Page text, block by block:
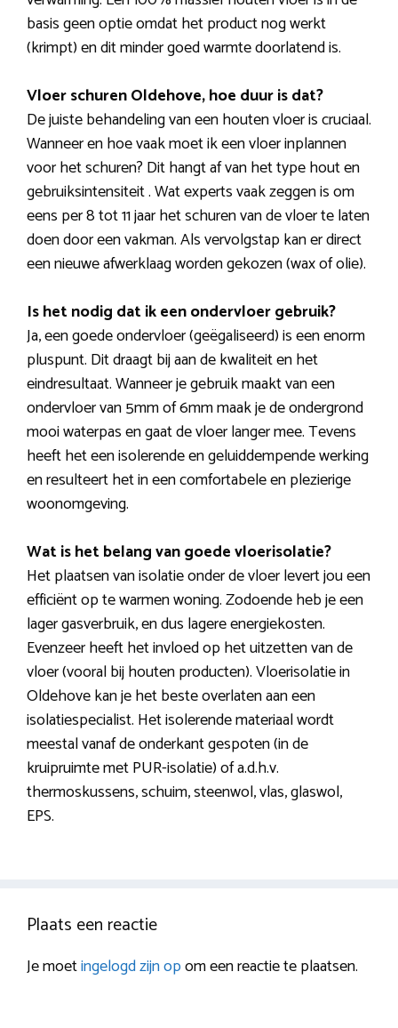
basis geen optie omdat het product nog werkt
(krimpt) en dit minder goed warmte doorlatend is.
Vloer schuren Oldehove, hoe duur is dat?
De juiste behandeling van een houten vloer is cruciaal.
Wanneer en hoe vaak moet ik een vloer inplannen
voor het schuren? Dit hangt af van het type hout en
gebruiksintensiteit . Wat experts vaak zeggen is om
eens per 8 tot 11 jaar het schuren van de vloer te laten
doen door een vakman. Als vervolgstap kan er direct
een nieuwe afwerklaag worden gekozen (wax of olie).
Is het nodig dat ik een ondervloer gebruik?
Ja, een goede ondervloer (geëgaliseerd) is een enorm
pluspunt. Dit draagt bij aan de kwaliteit en het
eindresultaat. Wanneer je gebruik maakt van een
ondervloer van 5mm of 6mm maak je de ondergrond
mooi waterpas en gaat de vloer langer mee. Tevens
heeft het een isolerende en geluiddempende werking
en resulteert het in een comfortabele en plezierige
woonomgeving.
Wat is het belang van goede vloerisolatie?
Het plaatsen van isolatie onder de vloer levert jou een
efficiënt op te warmen woning. Zodoende heb je een
lager gasverbruik, en dus lagere energiekosten.
Evenzeer heeft het invloed op het uitzetten van de
vloer (vooral bij houten producten). Vloerisolatie in
Oldehove kan je het beste overlaten aan een
isolatiespecialist. Het isolerende materiaal wordt
meestal vanaf de onderkant gespoten (in de
kruipruimte met PUR-isolatie) of a.d.h.v.
thermoskussens, schuim, steenwol, vlas, glaswol,
EPS.
Plaats een reactie
Je moetingelogd zijn opom een reactie te plaatsen.